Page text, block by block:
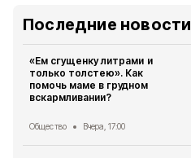
Последние новости
«Ем сгущенку литрами и
только толстею». Как
помочь маме в грудном
вскармливании?
Общество Вчера, 17:00